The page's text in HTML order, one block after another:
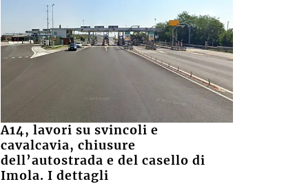
A14, lavori su svincoli e
cavalcavia, chiusure
dell’autostrada e del casello di
Imola. I dettagli